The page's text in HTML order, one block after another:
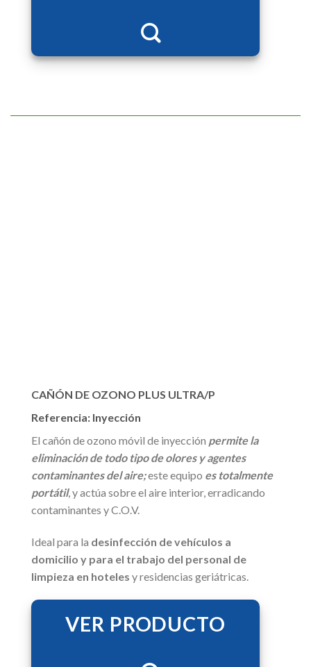
CAÑÓN DE OZONO PLUS ULTRA/P
Referencia: Inyección
El cañón de ozono móvil de inyección permite la
eliminación de todo tipo de olores y agentes
contaminantes del aire;este equipo es totalmente
portátil, y actúa sobre el aire interior, erradicando
contaminantes y C.O.V.
Ideal para la desinfección de vehículos a
domicilio y para el trabajo del personal de
limpieza en hoteles y residencias geriátricas.
VER PRODUCTO